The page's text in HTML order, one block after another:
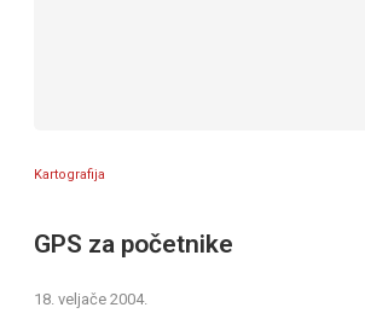
Kartografija
GPS za početnike
18. veljače 2004.